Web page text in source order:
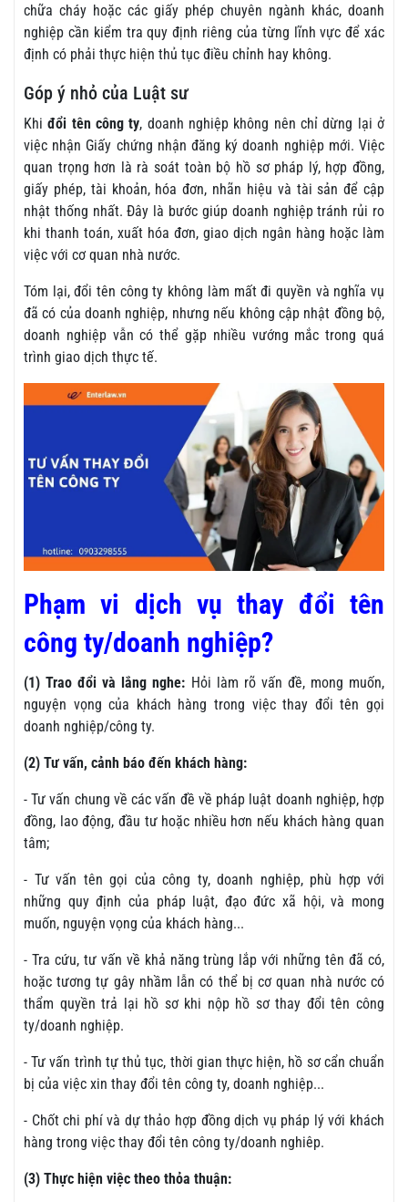
chữa cháy hoặc các giấy phép chuyên ngành khác, doanh
nghiệp cần kiểm tra quy định riêng của từng lĩnh vực để xác
định có phải thực hiện thủ tục điều chỉnh hay không.
Góp ý nhỏ của Luật sư
Khiđổi tên công ty, doanh nghiệp không nên chỉ dừng lại ở
việc nhận Giấy chứng nhận đăng ký doanh nghiệp mới. Việc
quan trọng hơn là rà soát toàn bộ hồ sơ pháp lý, hợp đồng,
giấy phép, tài khoản, hóa đơn, nhãn hiệu và tài sản để cập
nhật thống nhất. Đây là bước giúp doanh nghiệp tránh rủi ro
khi thanh toán, xuất hóa đơn, giao dịch ngân hàng hoặc làm
việc với cơ quan nhà nước.
Tóm lại, đổi tên công ty không làm mất đi quyền và nghĩa vụ
đã có của doanh nghiệp, nhưng nếu không cập nhật đồng bộ,
doanh nghiệp vẫn có thể gặp nhiều vướng mắc trong quá
trình giao dịch thực tế.
Phạm vi dịch vụ thay đổi tên
công ty/doanh nghiệp?
(1) Trao đổi và lắng nghe: Hỏi làm rõ vấn đề, mong muốn,
nguyện vọng của khách hàng trong việc thay đổi tên gọi
doanh nghiệp/công ty.
(2) Tư vấn, cảnh báo đến khách hàng:
- Tư vấn chung về các vấn đề về pháp luật doanh nghiệp, hợp
đồng, lao động, đầu tư hoặc nhiều hơn nếu khách hàng quan
tâm;
- Tư vấn tên gọi của công ty, doanh nghiệp, phù hợp với
những quy định của pháp luật, đạo đức xã hội, và mong
muốn, nguyện vọng của khách hàng...
- Tra cứu, tư vấn về khả năng trùng lắp với những tên đã có,
hoặc tương tự gây nhầm lẫn có thể bị cơ quan nhà nước có
thẩm quyền trả lại hồ sơ khi nộp hồ sơ thay đổi tên công
ty/doanh nghiệp.
- Tư vấn trình tự thủ tục, thời gian thực hiện, hồ sơ cẩn chuẩn
bị của việc xin thay đổi tên công ty, doanh nghiệp...
- Chốt chi phí và dự thảo hợp đồng dịch vụ pháp lý với khách
hàng trong việc thay đổi tên công ty/doanh nghiêp.
(3) Thực hiện việc theo thỏa thuận: